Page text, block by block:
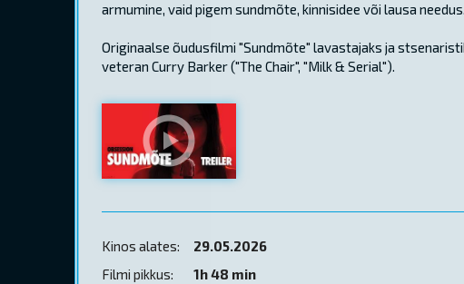
armumine, vaid pigem sundmõte, kinnisidee või lausa
Originaalse õudusfilmi "Sundmõte" lavastajaks ja
veteran Curry Barker ("The Chair", "Milk & Serial").
Kinos alates:
29.05.2026
Filmi pikkus:
1h 48 min